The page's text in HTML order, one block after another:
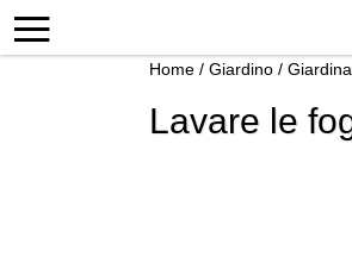
Home / Giardino /
Lavare le